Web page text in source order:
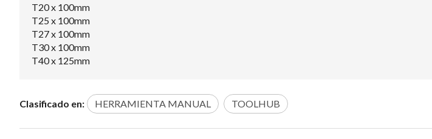
T20 x 100mm
T25 x 100mm
T27 x 100mm
T30 x 100mm
T40 x 125mm
Clasificado en: HERRAMIENTA MANUAL TOOLHUB